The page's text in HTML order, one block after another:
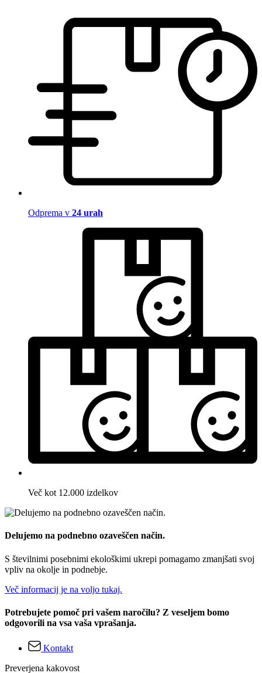
Odprema v 24 urah
Več kot 12.000 izdelkov
Delujemo na podnebno ozaveščen način.
S številnimi posebnimi ekološkimi ukrepi pomagamo zmanjšati svoj
vpliv na okolje in podnebje.
Več informacij je na voljo tukaj.
Potrebujete pomoč pri vašem naročilu? Z veseljem bomo
odgovorili na vsa vaša vprašanja.
Kontakt
Preverjena kakovost